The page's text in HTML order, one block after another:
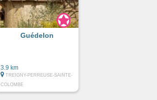
Guédelon
3.9 km
TREIGNY-PERREUSE-SAINTE-
COLOMBE